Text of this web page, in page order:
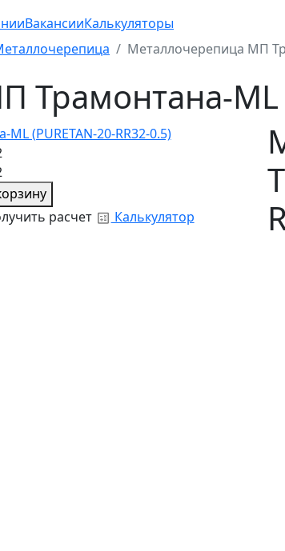
ВакансииКалькуляторы
Металлочерепица МП
ML
расчет Калькулятор